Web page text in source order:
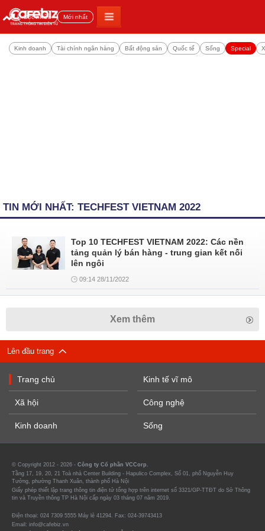
Đọc nhiều Mới nhất
Kinh doanh Tài chính ngân hàng Bất động sản Quốc tế Sống Special
TIN MỚI NHẤT: TECHFEST VIETNAM 2022
Top 10 TECHFEST VIETNAM 2022: Các nền
tảng quản lý bán hàng - trung gian kết nối
lên ngôi
09:14 28/11/2022
Xem thêm
Lên đầu trang
Trang chủ
Xã hội
Kinh doanh
Kinh tế vĩ mô
Công nghệ
Sống
© Copyright 2012 - 2026 - Công ty Cổ phần VCCorp.
Tầng 17, 19, 20, 21 Toà nhà Center Building - Hapulico Complex, Số 01, phố Nguyễn Huy
Tưởng, phường Thanh Xuân, thành phố Hà Nội
Giấy phép thiết lập trang thông tin điện tử tổng hợp trên internet số 3321/GP-TTĐT do Sở Thông
tin và Truyền thông TP Hà Nội cấp ngày 03 tháng 07 năm 2019.
Điện thoại: 024 7309 5555 Máy lẻ 41294. Fax: 024-39743413
Email: info@cafebiz.vn